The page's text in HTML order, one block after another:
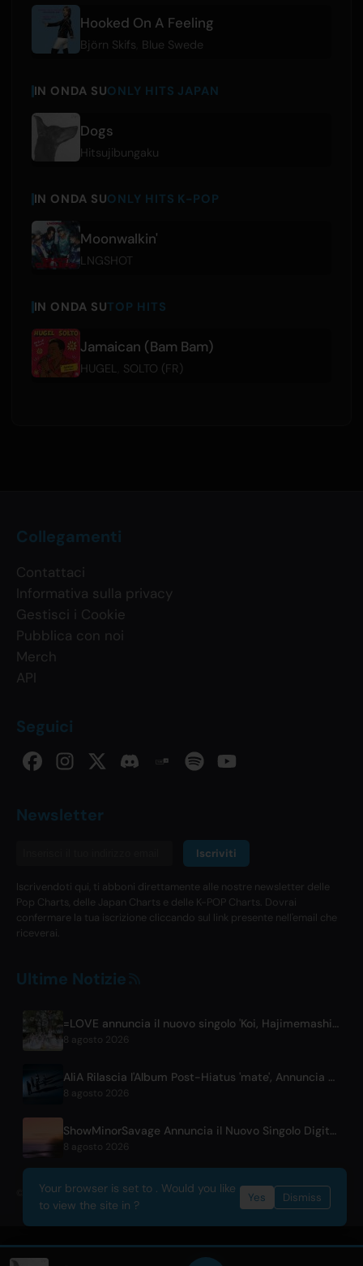
Hooked On A Feeling
Björn Skifs Blue Swede
IN ONDA SUONLY HITS JAPAN
Dogs
Hitsujibungaku
IN ONDA SUONLY HITS K-POP
Moonwalkin'
LNGSHOT
IN ONDA SUTOP HITS
Jamaican (Bam Bam)
HUGEL SOLTO (FR)
Collegamenti
Contattaci
Informativa sulla privacy
Gestisci i Cookie
Pubblica con noi
Merch
API
Seguici
Newsletter
Iscriviti
Iscrivendoti qui, ti abboni direttamente alle nostre newsletter delle
Pop Charts, delle Japan Charts e delle K-POP Charts. Dovrai
confermare la tua iscrizione cliccando sul link presente nell'email che
riceverai.
Ultime Notizie
=LOVE annuncia il nuovo singolo 'Koi, Hajimemashita.' e concerti al Tokyo Dome
8 agosto 2026
AliA Rilascia l'Album Post-Hiatus 'mate', Annuncia Live a Tokyo
8 agosto 2026
ShowMinorSavage Annuncia il Nuovo Singolo Digitale 'Gradation'
8 agosto 2026
© 2026 OnlyHit. All rights reserved. - Metadata provided byACRCloud
Your browser is set to . Would you like
to view the site in ?
Yes Dismiss